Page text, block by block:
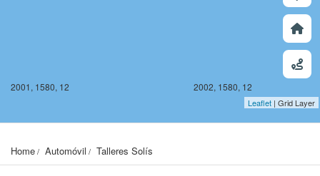
2001, 1580, 12 2002, 1580, 12
Leaflet | Grid Layer
Home Automóvil Talleres Solís